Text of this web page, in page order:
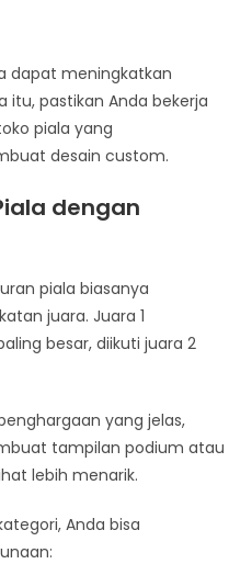
dapat meningkatkan
itu, pastikan Anda bekerja
piala yang
desain custom.
dengan
piala biasanya
juara. Juara 1
besar, diikuti juara 2
yang jelas,
tampilan podium atau
lebih menarik.
Anda bisa